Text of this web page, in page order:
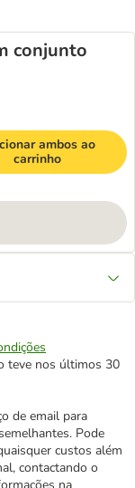
conjunto
ambos ao
carrinho
teve nos últimos 30
de email para
Pode
custos além
contactando o